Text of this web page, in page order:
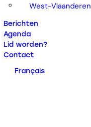
West-Vlaanderen
Berichten
Agenda
Lid worden?
Contact
Français